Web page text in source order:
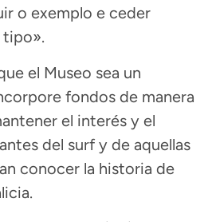
o exemplo e ceder
tipo».
el Museo sea un
fondos de manera
el interés y el
del surf y de aquellas
conocer la historia de